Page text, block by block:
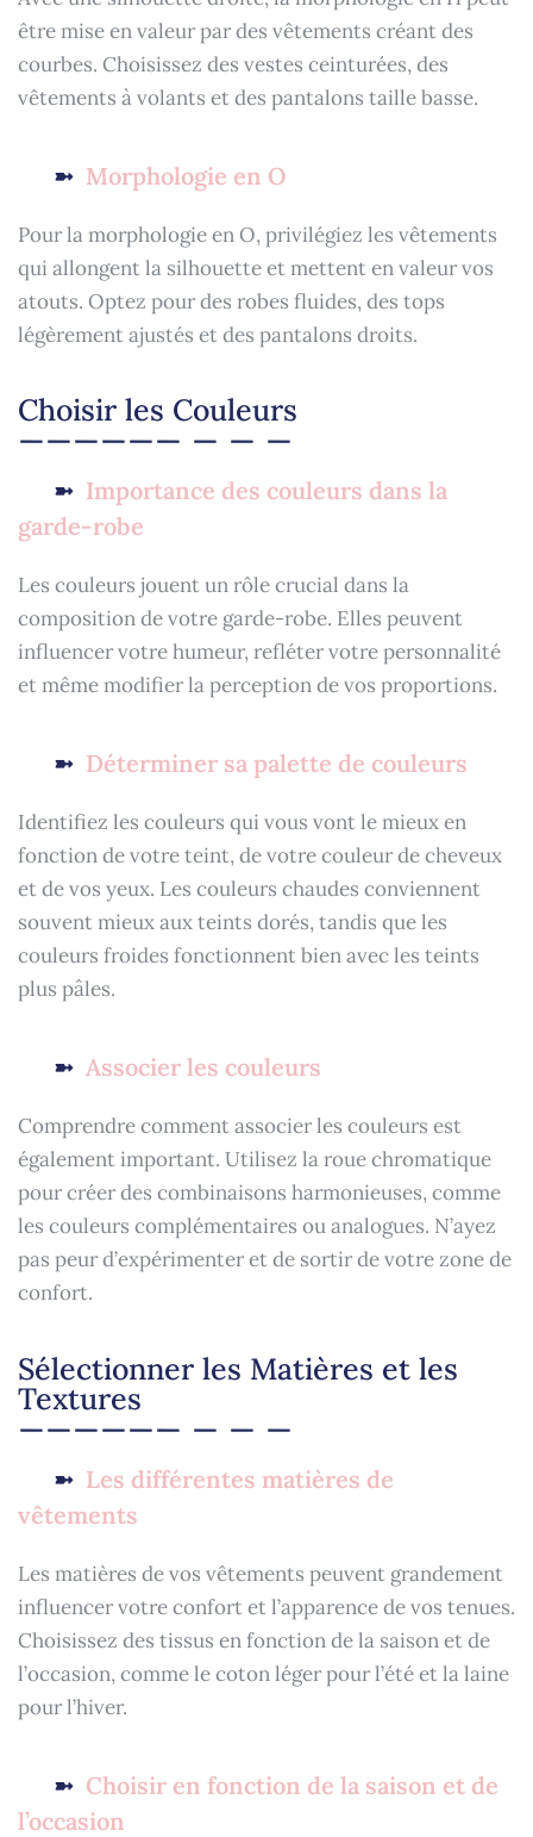
être mise en valeur par des vêtements créant des
courbes. Choisissez des vestes ceinturées, des
vêtements à volants et des pantalons taille basse.
Morphologie en O
Pour la morphologie en O, privilégiez les vêtements
qui allongent la silhouette et mettent en valeur vos
atouts. Optez pour des robes fluides, des tops
légèrement ajustés et des pantalons droits.
Choisir les Couleurs
Importance des couleurs dans la
garde-robe
Les couleurs jouent un rôle crucial dans la
composition de votre garde-robe. Elles peuvent
influencer votre humeur, refléter votre personnalité
et même modifier la perception de vos proportions.
Déterminer sa palette de couleurs
Identifiez les couleurs qui vous vont le mieux en
fonction de votre teint, de votre couleur de cheveux
et de vos yeux. Les couleurs chaudes conviennent
souvent mieux aux teints dorés, tandis que les
couleurs froides fonctionnent bien avec les teints
plus pâles.
Associer les couleurs
Comprendre comment associer les couleurs est
également important. Utilisez la roue chromatique
pour créer des combinaisons harmonieuses, comme
les couleurs complémentaires ou analogues. N’ayez
pas peur d’expérimenter et de sortir de votre zone de
confort.
Sélectionner les Matières et les
Textures
Les différentes matières de
vêtements
Les matières de vos vêtements peuvent grandement
influencer votre confort et l’apparence de vos tenues.
Choisissez des tissus en fonction de la saison et de
l’occasion, comme le coton léger pour l’été et la laine
pour l’hiver.
Choisir en fonction de la saison et de
l’occasion